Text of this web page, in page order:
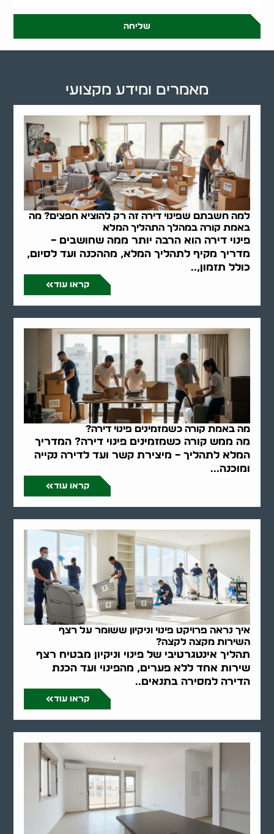
שליחה
למה חשבתם שפינוי דירה זה רק להוציא חפצים? מה
באמת קורה במהלך התהליך המלא
פינוי דירה הוא הרבה יותר ממה שחושבים –
מדריך מקיף לתהליך המלא, מההכנה ועד לסיום,
כולל תזמון,..
קראו עוד
מה באמת קורה כשמזמינים פינוי דירה?
מה ממש קורה כשמזמינים פינוי דירה? המדריך
המלא לתהליך – מיצירת קשר ועד לדירה נקייה
ומוכנה...
קראו עוד
איך נראה פרויקט פינוי וניקיון ששומר על רצף
השירות מקצה לקצה?
תהליך אינטגרטיבי של פינוי וניקיון מבטיח רצף
שירות אחד ללא פערים, מהפינוי ועד הכנת
הדירה למסירה בתנאים..
קראו עוד
מאמרים ומידע מקצועי